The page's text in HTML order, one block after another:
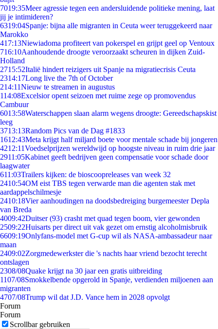
7019:35Meer agressie tegen een andersluidende politieke mening, laat
jij je intimideren?
6319:04Spanje: bijna alle migranten in Ceuta weer teruggekeerd naar
Marokko
417:13Niewiadoma profiteert van pokerspel en grijpt geel op Ventoux
716:10Aanhoudende droogte veroorzaakt scheuren in dijken Zuid-
Holland
2715:52Italië hindert reizigers uit Spanje na migratiecrisis Ceuta
2314:17Long live the 7th of October
214:11Nieuw te streamen in augustus
114:08Excelsior opent seizoen met ruime zege op promovendus
Cambuur
6013:58Waterschappen slaan alarm wegens droogte: Gereedschapskist
leeg
3713:13Random Pics van de Dag #1833
1612:43Meta krijgt half miljard boete voor mentale schade bij jongeren
4212:11Voedselprijzen wereldwijd op hoogste niveau in ruim drie jaar
2911:05Kabinet geeft bedrijven geen compensatie voor schade door
laagwater
611:03Trailers kijken: de bioscoopreleases van week 32
2410:54OM eist TBS tegen verwarde man die agenten stak met
aardappelschilmesje
2410:18Vier aanhoudingen na doodsbedreiging burgemeester Depla
van Breda
4009:42Duitser (93) crasht met quad tegen boom, vier gewonden
2509:22Huisarts per direct uit vak gezet om ernstig alcoholmisbruik
6609:19Onlyfans-model met G-cup wil als NASA-ambassadeur naar
maan
2409:02Zorgmedewerkster die 's nachts haar vriend bezocht terecht
ontslagen
2308/08Quake krijgt na 30 jaar een gratis uitbreiding
1107/08Smokkelbende opgerold in Spanje, verdienden miljoenen aan
migranten
4707/08Trump wil dat J.D. Vance hem in 2028 opvolgt
Forum
Forum
Scrollbar gebruiken